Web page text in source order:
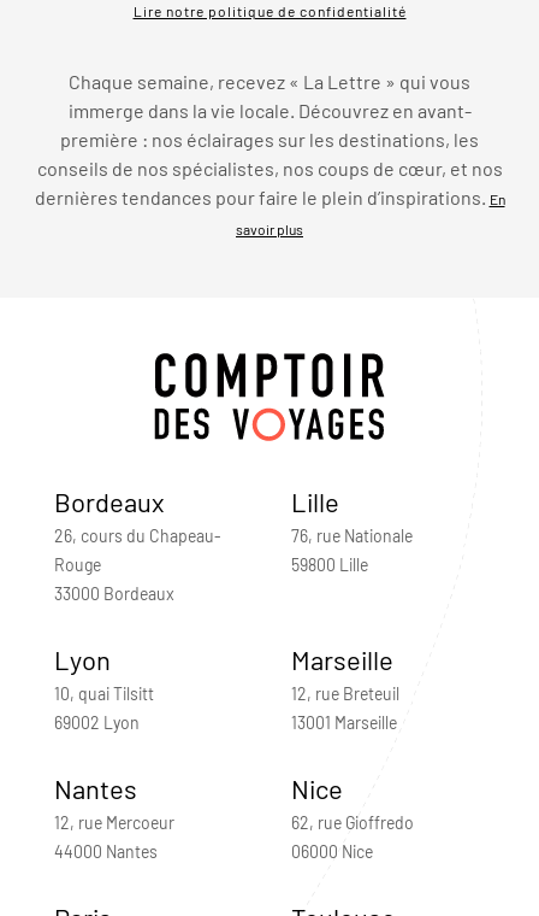
Lire notre politique de confidentialité
Chaque semaine, recevez « La Lettre » qui vous
immerge dans la vie locale. Découvrez en avant-
première : nos éclairages sur les destinations, les
conseils de nos spécialistes, nos coups de cœur, et nos
dernières tendances pour faire le plein d’inspirations.
En
savoir plus
Bordeaux
26, cours du Chapeau-
Rouge
33000 Bordeaux
Lille
76, rue Nationale
59800 Lille
Lyon
10, quai Tilsitt
69002 Lyon
Marseille
12, rue Breteuil
13001 Marseille
Nantes
12, rue Mercoeur
44000 Nantes
Nice
62, rue Gioffredo
06000 Nice